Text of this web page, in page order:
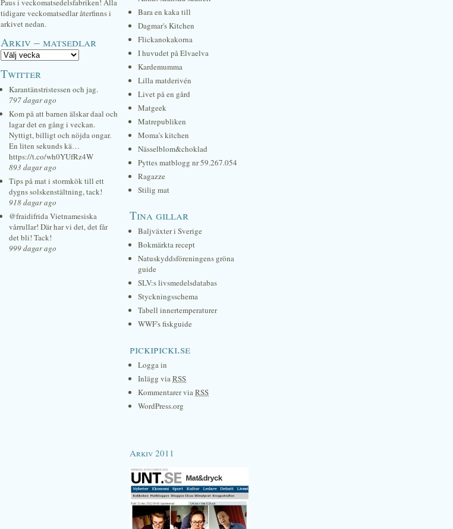
Paus i veckomatsedelsfabriken! Alla
tidigare veckomatsedlar återfinns i
arkivet nedan.
Arkiv – matsedlar
Twitter
Karantänstristessen och jag.
797 dagar ago
Kom på att barnen älskar daal och
lagar det en gång i veckan.
Nyttigt, billigt och nöjda ongar.
En liten sekunds kä…
https://t.co/wh0YUfRz4W
893 dagar ago
Tips på mat i stormkök till ett
dygns solskenstältning, tack!
918 dagar ago
@fraidifrida Vietnamesiska
vårrullar! Där har vi det, det får
det bli! Tack!
999 dagar ago
Bara en kaka till
Dagmar's Kitchen
Flickanokakorna
I huvudet på Elvaelva
Kardemumma
Lilla matderivén
Livet på en gård
Matgeek
Matrepubliken
Moma's kitchen
Nässelblom&choklad
Pyttes matblogg nr 59.267.054
Ragazze
Stilig mat
Tina gillar
Baljväxter i Sverige
Bokmärkta recept
Natuskyddsföreningens gröna
guide
SLV:s livsmedelsdatabas
Styckningsschema
Tabell innertemperaturer
WWF's fiskguide
pickipicki.se
Logga in
Inlägg viaRSS
Kommentarer viaRSS
WordPress.org
Arkiv 2011